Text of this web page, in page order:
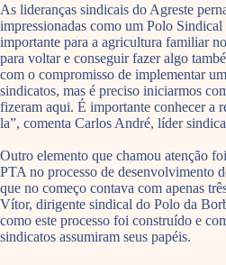
As lideranças sindicais do Agreste
impressionadas como um Polo
importante para a agricultura familiar
para voltar e conseguir fazer algo
com o compromisso de implementar
sindicatos, mas é preciso iniciarmos
fizeram aqui. É importante conhecer a
la”, comenta Carlos André, líder
Outro elemento que chamou atenção
PTA no processo de desenvolvimento
que no começo contava com apenas
Vítor, dirigente sindical do Polo da
como este processo foi construído e
sindicatos assumiram seus papéis.